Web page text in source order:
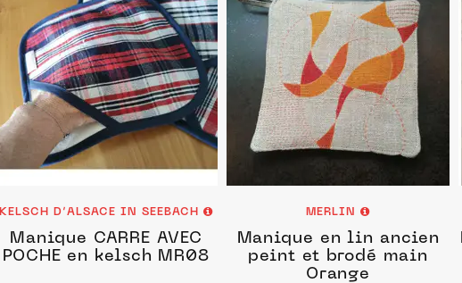
KELSCH D’ALSACE IN SEEBACH
Manique CARRE AVEC
POCHE en kelsch MR08
MERLIN
Manique en lin ancien
peint et brodé main
Orange